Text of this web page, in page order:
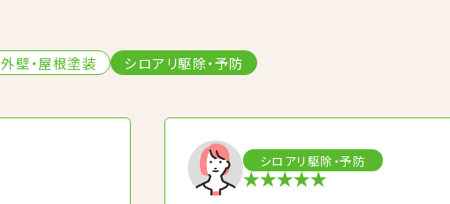
外壁・屋根塗装 シロアリ駆除・予防
シロアリ駆除・予防